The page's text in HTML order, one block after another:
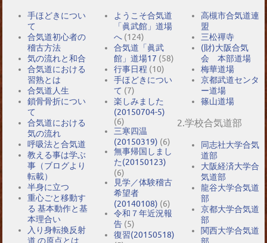
手ほどきについ
て
合気道初心者の
稽古方法
気の流れと和合
合気道における
習熟とは
合気道人生
鎖骨骨折につい
て
合気道における
気の流れ
呼吸法と合気道
教える事は学ぶ
事（ブログより
転載）
半身に立つ
重心ごと移動す
る 基本動作と基
本理合い
入り身転換反射
道 の原点とは
ようこそ合気道
「眞武館」道場
へ (124)
合気道「眞武
館」道場17 (58)
行事日程 (10)
手ほどきについ
て (7)
楽しみました
(20150704-5)
(6)
三寒四温
(20150319) (6)
無事帰国しまし
た(20150123)
(6)
見学／体験稽古
希望者
(20140108) (6)
令和７年近況報
告 (5)
復習(20150518)
高槻市合気道連
盟
三松禪寺
(財)大阪合気
会 本部道場
梅華道場
京都武道センタ
ー道場
篠山道場
2.学校合気道部
同志社大学合気
道部
大阪経済大学合
気道部
龍谷大学合気道
部
京都大学合気道
部
関西大学合気道
部